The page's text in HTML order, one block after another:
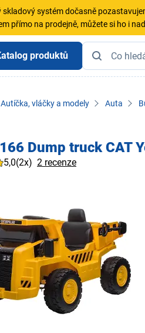
skladový systém dočasně
přímo na prodejně, můžete si ho i
produktů
Autíčka, vláčky a modely Auta
Dump truck CAT
5,0(2x) 2 recenze